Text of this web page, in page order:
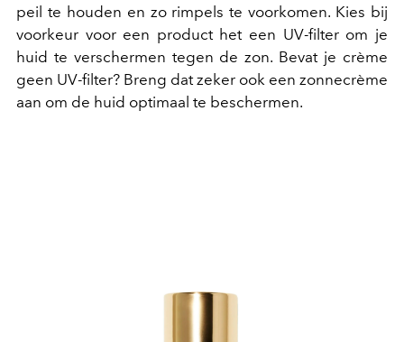
peil te houden en zo rimpels te voorkomen. Kies bij
voorkeur voor een product het een UV-filter om je
huid te verschermen tegen de zon. Bevat je crème
geen UV-filter? Breng dat zeker ook een zonnecrème
aan om de huid optimaal te beschermen.